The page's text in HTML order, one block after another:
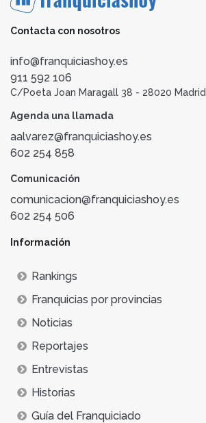
Contacta con nosotros
info@franquiciashoy.es
911 592 106
C/Poeta Joan Maragall 38 - 28020 Madrid
Agenda una llamada
aalvarez@franquiciashoy.es
602 254 858
Comunicación
comunicacion@franquiciashoy.es
602 254 506
Información
Rankings
Franquicias por provincias
Noticias
Reportajes
Entrevistas
Historias
Guía del Franquiciado